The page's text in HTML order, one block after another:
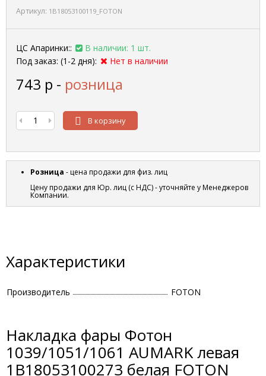
Артикул: 1B18053100119_FOTON
ЦС Апаринки::
В наличии: 1 шт.
Под заказ: (1-2 дня):
Нет в наличии
743 р - розница
В корзину
Розница - цена продажи для физ. лиц
Цену продажи для Юр. лиц (с НДС) - уточняйте у Менеджеров
Компании.
Характеристики
Производитель FOTON
Накладка фары Фотон
1039/1051/1061 AUMARK левая
1B18053100273 белая FOTON